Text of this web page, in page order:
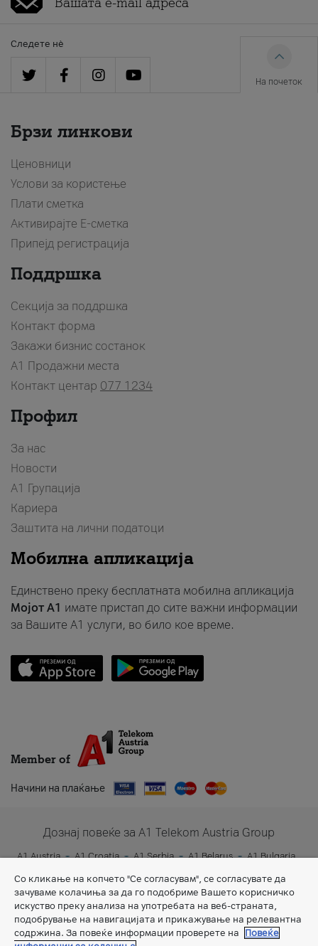
Следете нè
На почеток
Брзи линкови
Ценовници
Услови за користење
Плати сметка
Активирајте Е-сметка
Припејд регистрација
Поддршка
Секција за поддршка
Контакт форма
Закажи бизнис состанок
A1 Продажни места
Контакт центар 077 1234
Профил
За нас
Новости
А1 Групација
Кариера
Заштита на лични податоци
Мобилна апликација
Единствено преку бесплатната мобилна апликација
Мојот A1 имате пристап до сите важни информации
за Вашите A1 услуги, во било кое време.
Member of
Начини на плаќање
Дознај повеќе за A1 Telekom Austria Group
A1 Austria A1 Croatia A1 Serbia A1 Belarus
A1 Bulgaria
Со кликање на копчето "Се согласувам", се согласувате да
зачуваме колачиња за да го подобриме Вашето корисничко
искуство преку анализа на употребата на веб-страната,
подобрување на навигацијата и прикажување на релевантна
содржина. За повеќе информации проверете на
Повеќе